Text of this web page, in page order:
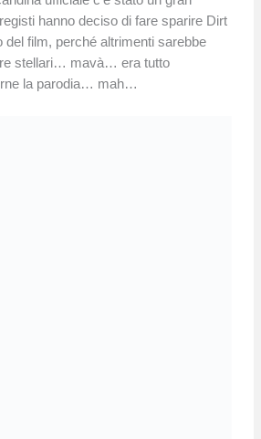
hanno deciso di fare sparire Dirt
del film, perché altrimenti sarebbe
stellari… mavà… era tutto
la parodia… mah…